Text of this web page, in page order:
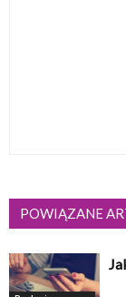
POWIĄZANE